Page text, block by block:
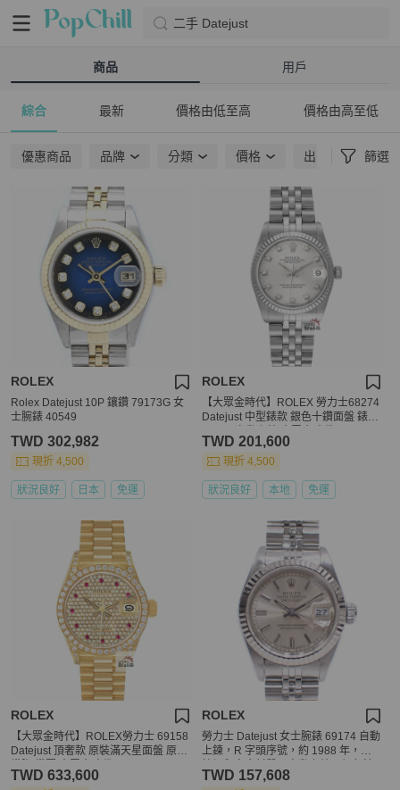
二手 Datejust
商品 用戶
綜合 最新 價格由低至高 價格由高至低
優惠商品 品牌 分類 價格 出貨地點 篩選
ROLEX
Rolex Datejust 10P 鑲鑽 79173G 女
士腕錶 40549
TWD 302,982
現折 4,500
狀況良好 日本 免運
ROLEX
【大眾金時代】ROLEX 勞力士68274
Datejust 中型錶款 銀色十鑽面盤 錶徑
TWD 201,600
現折 4,500
狀況良好 本地 免運
ROLEX
【大眾金時代】ROLEX勞力士 69158
Datejust 頂奢款 原裝滿天星面盤 原裝
TWD 633,600
ROLEX
勞力士 Datejust 女士腕錶 69174 自動
上鍊，R 字頭序號，約 1988 年，不
盤，C2249641
TWD 157,608